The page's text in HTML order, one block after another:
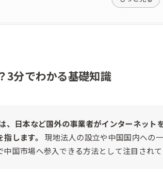
3分でわかる基礎知識
、日本など国外の事業者がインターネッ
します。 現地法人の設立や中国国内への
中国市場へ参入できる方法として注目されて